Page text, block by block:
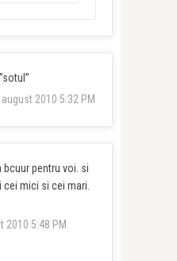
august 2010 5:32 PM
bcuur pentru voi. si
mici si cei mari.
2010 5:48 PM